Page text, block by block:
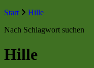
Start
Hille
Nach Schlagwort suchen
Hille